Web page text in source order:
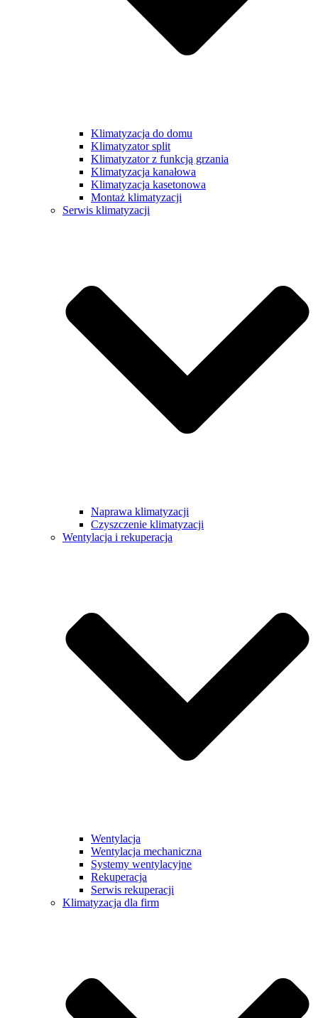
Klimatyzacja do domu
Klimatyzator split
Klimatyzator z funkcją grzania
Klimatyzacja kanałowa
Klimatyzacja kasetonowa
Montaż klimatyzacji
Serwis klimatyzacji
Naprawa klimatyzacji
Czyszczenie klimatyzacji
Wentylacja i rekuperacja
Wentylacja
Wentylacja mechaniczna
Systemy wentylacyjne
Rekuperacja
Serwis rekuperacji
Klimatyzacja dla firm